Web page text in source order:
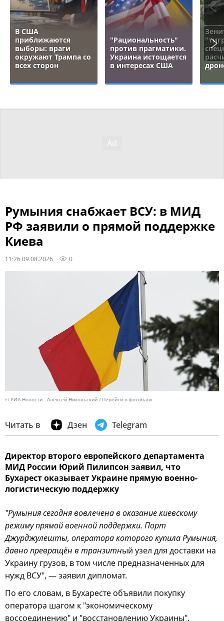
В США
приближаются
выборы: враги
окружают Трампа со
всех сторон
"Рациональность"
против прагматики.
Украина истощается
в интересах США
Румыния снабжает ВСУ: в МИД
РФ заявили о прямой поддержке
Киева
11:26 09.08.2026 0
© РИА Новости . Алексей Никольский Перейти в фотобанк
Читать в Дзен Telegram
Директор второго европейского департамента
МИД России Юрий Пилипсон заявил, что
Бухарест оказывает Украине прямую военно-
логистическую поддержку
"Румыния сегодня вовлечена в оказание киевскому
режиму прямой военной поддержки. Порт
Джурджулешты, оператора которого купила Румыния,
давно превращён в транзитный узел для доставки на
Украину грузов, в том числе предназначенных для
нужд ВСУ", — заявил дипломат.
По его словам, в Бухаресте объявили покупку
оператора шагом к "экономическому
воссоединению" и "восстановлению Украины",